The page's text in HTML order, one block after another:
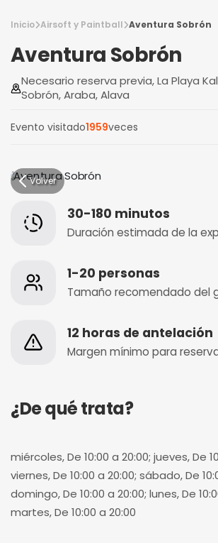
Inicio Airsoft y Paintball Aventura Sobrón
Aventura Sobrón
Necesario reserva previa, La Playa
Sobrón, Araba, Alava
Evento visitado1959veces
Volver
30-180 minutos
Duración estimada de la
1-20 personas
Tamaño recomendado del
12 horas de antelación
Margen mínimo para
¿De qué trata?
miércoles, De 10:00 a 20:00; jueves, De
viernes, De 10:00 a 20:00; sábado, De
domingo, De 10:00 a 20:00; lunes, De
martes, De 10:00 a 20:00